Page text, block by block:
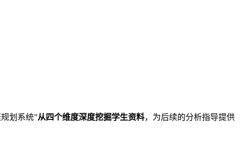
划系统”从四个维度深度挖掘学生资料，为后续的分析指导提供